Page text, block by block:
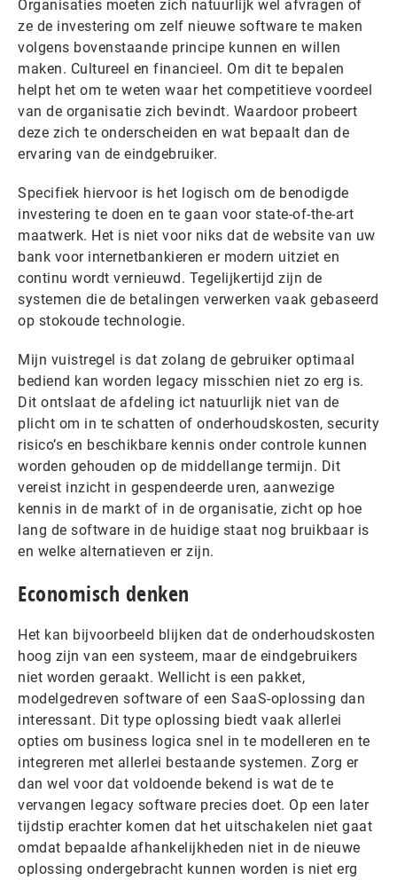
Organisaties moeten zich natuurlijk wel afvragen of
ze de investering om zelf nieuwe software te maken
volgens bovenstaande principe kunnen en willen
maken. Cultureel en financieel. Om dit te bepalen
helpt het om te weten waar het competitieve voordeel
van de organisatie zich bevindt. Waardoor probeert
deze zich te onderscheiden en wat bepaalt dan de
ervaring van de eindgebruiker.
Specifiek hiervoor is het logisch om de benodigde
investering te doen en te gaan voor state-of-the-art
maatwerk. Het is niet voor niks dat de website van uw
bank voor internetbankieren er modern uitziet en
continu wordt vernieuwd. Tegelijkertijd zijn de
systemen die de betalingen verwerken vaak gebaseerd
op stokoude technologie.
Mijn vuistregel is dat zolang de gebruiker optimaal
bediend kan worden legacy misschien niet zo erg is.
Dit ontslaat de afdeling ict natuurlijk niet van de
plicht om in te schatten of onderhoudskosten, security
risico’s en beschikbare kennis onder controle kunnen
worden gehouden op de middellange termijn. Dit
vereist inzicht in gespendeerde uren, aanwezige
kennis in de markt of in de organisatie, zicht op hoe
lang de software in de huidige staat nog bruikbaar is
en welke alternatieven er zijn.
Economisch denken
Het kan bijvoorbeeld blijken dat de onderhoudskosten
hoog zijn van een systeem, maar de eindgebruikers
niet worden geraakt. Wellicht is een pakket,
modelgedreven software of een SaaS-oplossing dan
interessant. Dit type oplossing biedt vaak allerlei
opties om business logica snel in te modelleren en te
integreren met allerlei bestaande systemen. Zorg er
dan wel voor dat voldoende bekend is wat de te
vervangen legacy software precies doet. Op een later
tijdstip erachter komen dat het uitschakelen niet gaat
omdat bepaalde afhankelijkheden niet in de nieuwe
oplossing ondergebracht kunnen worden is niet erg